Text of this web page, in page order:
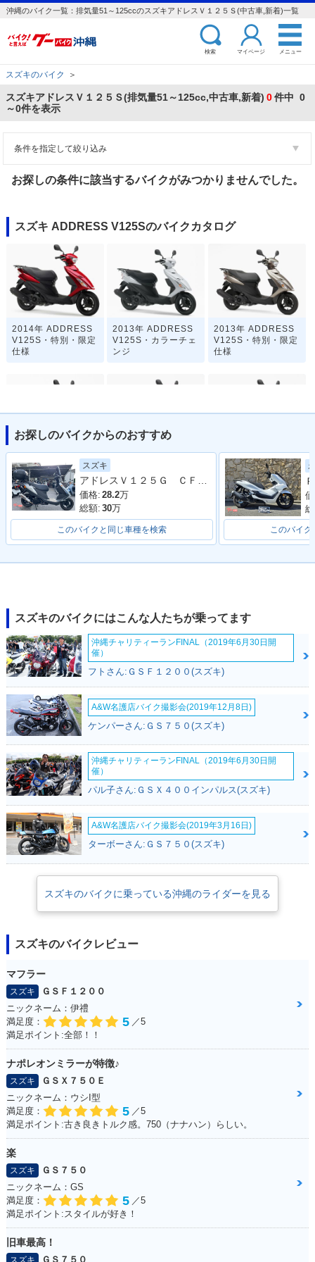
沖縄のバイク一覧：排気量51～125ccのスズキアドレスＶ１２５Ｓ(中古車,新着)一覧
検索 マイページ メニュー
スズキのバイク ＞
スズキアドレスＶ１２５Ｓ(排気量51～125cc,中古車,新着) 0件中 0
～0件を表示
条件を指定して絞り込み
お探しの条件に該当するバイクがみつかりませんでした。
スズキ ADDRESS V125Sのバイクカタログ
2014年 ADDRESS
V125S・特別・限定
仕様
2013年 ADDRESS
V125S・カラーチェ
ンジ
2013年 ADDRESS
V125S・特別・限定
仕様
2012年 ADDRESS
V125S・カラーチェ
ンジ
仕様
2011年 ADDRESS
V125S・特別・限定
仕様
お探しのバイクからのおすすめ
スズキ
アドレスＶ１２５Ｇ ＣＦ４６Ａ型 ヨシムラマフラー スクリーン サイドバイザー リアボックス 整備 保証 自賠責保険
価格: 28.2万
総額: 30万
このバイクと同じ車種を検索 このバイク
スズキのバイクにはこんな人たちが乗ってます
沖縄チャリティーランFINAL（2019年6月30日開
催）
フトさん:ＧＳＦ１２００(スズキ)
A&W名護店バイク撮影会(2019年12月8日)
ケンパーさん:ＧＳ７５０(スズキ)
沖縄チャリティーランFINAL（2019年6月30日開
催）
パル子さん:ＧＳＸ４００インパルス(スズキ)
A&W名護店バイク撮影会(2019年3月16日)
ターボーさん:ＧＳ７５０(スズキ)
スズキのバイクに乗っている沖縄のライダーを見る
スズキのバイクレビュー
マフラー
スズキ
ＧＳＦ１２００
ニックネーム：伊禮
満足度：
5 ／5
満足ポイント:全部！！
ナポレオンミラーが特徴♪
スズキ
ＧＳＸ７５０Ｅ
ニックネーム：ウシI型
満足度：
5 ／5
満足ポイント:古き良きトルク感。750（ナナハン）らしい。
楽
スズキ
ＧＳ７５０
ニックネーム：GS
満足度：
5 ／5
満足ポイント:スタイルが好き！
旧車最高！
スズキ ＧＳ７５０